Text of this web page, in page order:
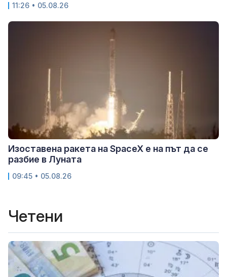
11:26 • 05.08.26
Изоставена ракета на SpaceX е на път да се
разбие в Луната
09:45 • 05.08.26
Четени